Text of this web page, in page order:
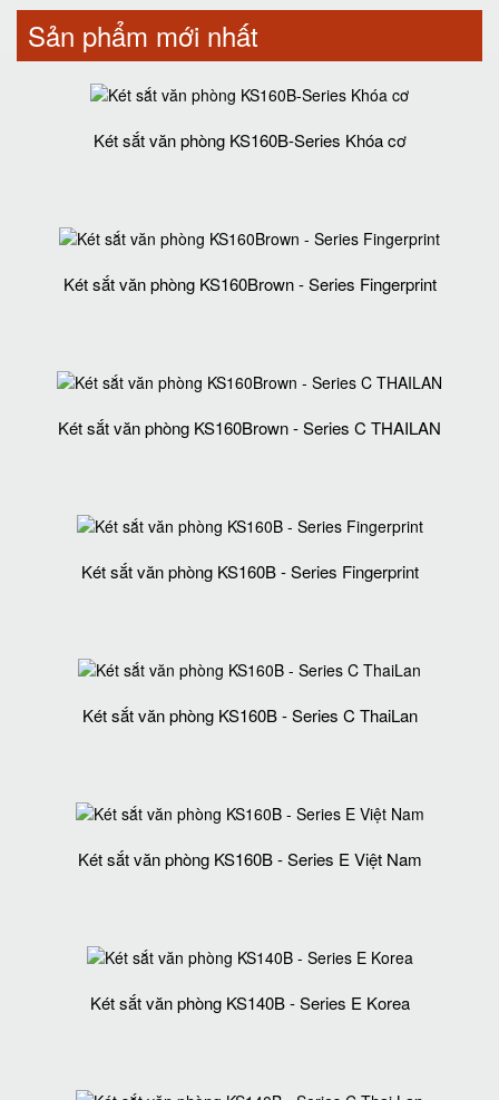
Sản phẩm mới nhất
Két sắt văn phòng KS160B-Series Khóa cơ
Két sắt văn phòng KS160Brown - Series Fingerprint
Két sắt văn phòng KS160Brown - Series C THAILAN
Két sắt văn phòng KS160B - Series Fingerprint
Két sắt văn phòng KS160B - Series C ThaiLan
Két sắt văn phòng KS160B - Series E Việt Nam
Két sắt văn phòng KS140B - Series E Korea